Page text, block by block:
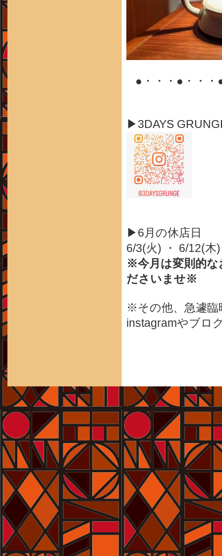
●・・・●・・
▶3DAYS
▶6月の休店日
6/3(火) ・ 6/12(木
※今月は変則的な
ださいませ※
※その他、急遽臨
instagramやブロ